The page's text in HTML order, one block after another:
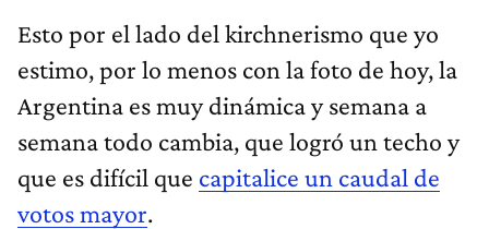
Esto por el lado del kirchnerismo que yo
estimo, por lo menos con la foto de hoy, la
Argentina es muy dinámica y semana a
semana todo cambia, que logró un techo y
que es difícil que capitalice un caudal de
votos mayor.